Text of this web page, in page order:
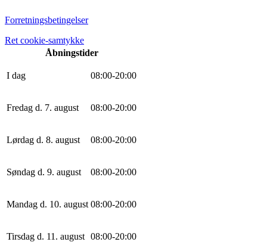
Forretningsbetingelser
Ret cookie-samtykke
Åbningstider
I dag 08:00-20:00
Fredag d. 7. august 08:00-20:00
Lørdag d. 8. august 08:00-20:00
Søndag d. 9. august 08:00-20:00
Mandag d. 10. august 08:00-20:00
Tirsdag d. 11. august 08:00-20:00